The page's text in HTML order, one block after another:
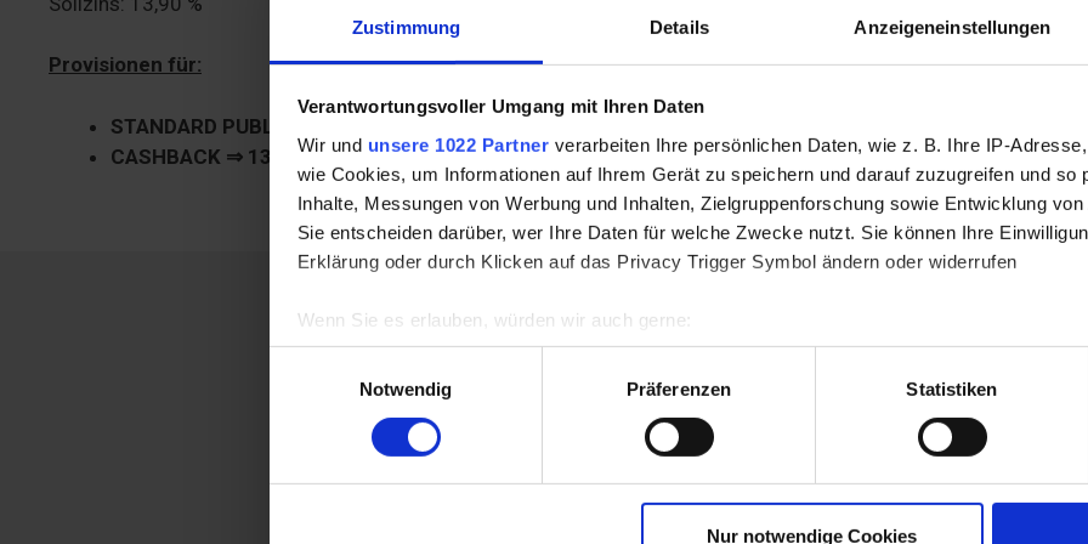
Zustimmung Details Anzeigeneinstellungen
Verantwortungsvoller Umgang mit Ihren Daten
Wir und unsere 1022 Partner verarbeiten Ihre persönlichen Daten, wie z. B. Ihre IP-
wie Cookies, um Informationen auf Ihrem Gerät zu speichern und darauf zuzugreifen und so
Inhalte, Messungen von Werbung und Inhalten, Zielgruppenforschung sowie Entwicklung
Sie entscheiden darüber, wer Ihre Daten für welche Zwecke nutzt. Sie können Ihre
Erklärung oder durch Klicken auf das Privacy Trigger Symbol ändern oder widerrufen
Wenn Sie es erlauben, würden wir auch gerne:
Informationen über Ihre geografische Lage erfassen, welche bis auf einige Meter
Ihr Gerät durch aktives Scannen nach bestimmten Merkmalen (Fingerprinting)
Erfahren Sie mehr darüber, wie Ihre persönlichen Daten verarbeitet werden, und legen Sie
Einzelheitenfest.
Wir verwenden Cookies, um Inhalte und Anzeigen zu personalisieren, Funktionen für soziale
und die Zugriffe auf unsere Website zu analysieren. Außerdem geben wir Informationen zu
Notwendig
Präferenzen Statistiken
Nur notwendige Cookies
Provisionen für:
STANDARD PUBLISHERS
CASHBACK ⇒ 130€ /New customers+ ​2 0€/Existing customers |Mindestkreditbetrag 300€